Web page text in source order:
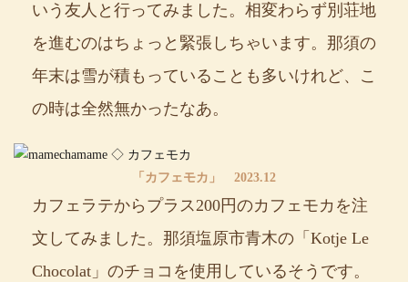
いう友人と行ってみました。相変わらず別荘地
を進むのはちょっと緊張しちゃいます。那須の
年末は雪が積もっていることも多いけれど、こ
の時は全然無かったなあ。
「カフェモカ」 2023.12
カフェラテからプラス200円のカフェモカを注
文してみました。那須塩原市青木の「Kotje Le
Chocolat」のチョコを使用しているそうです。